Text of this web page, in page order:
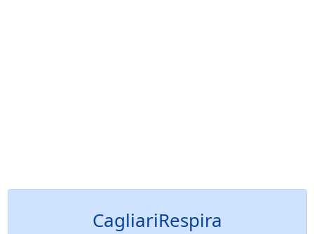
CagliariRespira